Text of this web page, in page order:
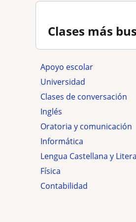
Clases más
Apoyo escolar
Universidad
Clases de conversación
Inglés
Oratoria y comunicación
Informática
Lengua Castellana y
Física
Contabilidad